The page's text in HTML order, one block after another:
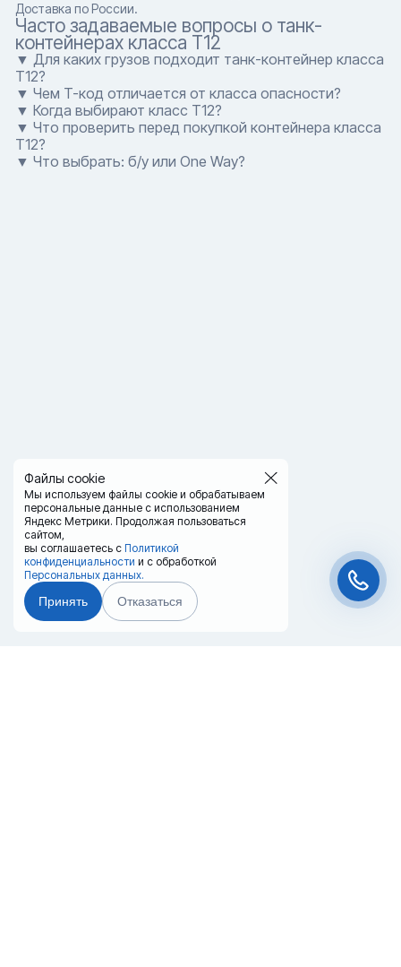
Файлы cookie
Мы используем файлы cookie и обрабатываем
персональные данные с использованием
Яндекс Метрики. Продолжая пользоваться
сайтом,
вы соглашаетесь с Политикой
конфиденциальности и с обработкой
Персональных данных.
Принять Отказаться
Доставка по России.
Часто задаваемые вопросы о танк-
контейнерах класса T12
▼ Для каких грузов подходит танк-контейнер класса
T12?
▼ Чем T-код отличается от класса опасности?
▼ Когда выбирают класс T12?
▼ Что проверить перед покупкой контейнера класса
T12?
▼ Что выбрать: б/у или One Way?